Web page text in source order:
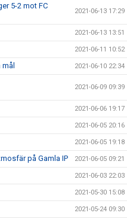
5-2 mot FC
2021-06-13 17:29
2021-06-13 13:51
2021-06-11 10:52
mål 2021-06-10 22:34
2021-06-09 09:39
2021-06-06 19:17
2021-06-05 20:16
2021-06-05 19:18
på Gamla IP 2021-06-05 09:21
2021-06-03 22:03
2021-05-30 15:08
2021-05-24 09:30